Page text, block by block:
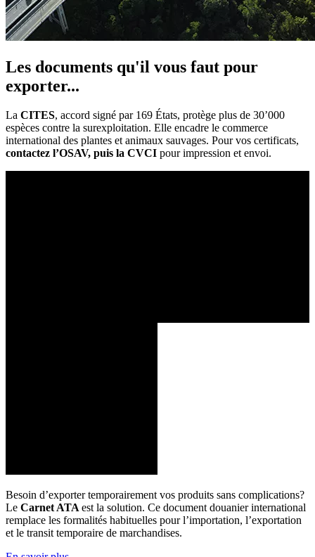
Les documents qu'il vous faut pour
exporter...
La CITES, accord signé par 169 États, protège plus de 30’000
espèces contre la surexploitation. Elle encadre le commerce
international des plantes et animaux sauvages. Pour vos certificats,
contactez l’OSAV, puis la CVCI pour impression et envoi.
Besoin d’exporter temporairement vos produits sans complications?
Le Carnet ATAest la solution. Ce document douanier international
remplace les formalités habituelles pour l’importation, l’exportation
et le transit temporaire de marchandises.